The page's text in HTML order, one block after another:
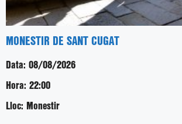
MONESTIR DE SANT CUGAT
Data: 08/08/2026
Hora: 22:00
Lloc: Monestir